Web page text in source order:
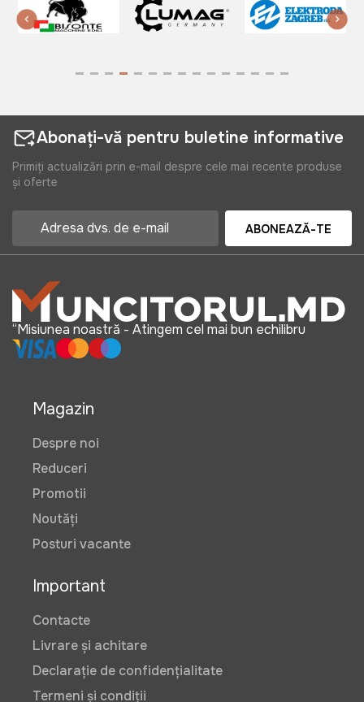
Abonați-vă pentru buletine informative
Primiți actualizări prin e-mail despre cele mai recente produse
și oferte
ABONEAZĂ-TE
“Misiunea noastră - Atingem cel mai bun echilibru
Magazin
Despre noi
Reduceri
Promotii
Noutăți
Posturi vacante
Important
Contacte
Livrare și achitare
Declarație de confidențialitate
Termeni și condiții